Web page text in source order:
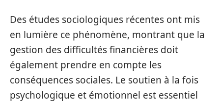
Des études sociologiques récentes ont mis
en lumière ce phénomène, montrant que la
gestion des difficultés financières doit
également prendre en compte les
conséquences sociales. Le soutien à la fois
psychologique et émotionnel est essentiel